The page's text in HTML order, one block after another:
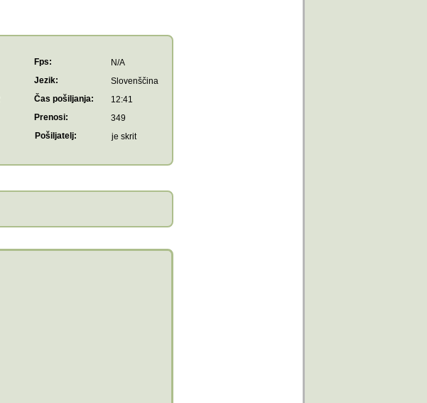
Fps:
N/A
Jezik:
Slovenščina
Čas pošiljanja:
12:41
Prenosi:
349
Pošiljatelj:
je skrit